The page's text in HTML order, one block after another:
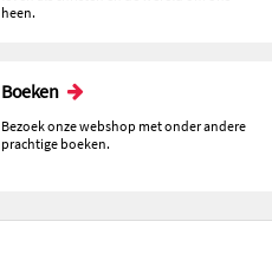
heen.
Boeken
Bezoek onze webshop met onder andere
prachtige boeken.